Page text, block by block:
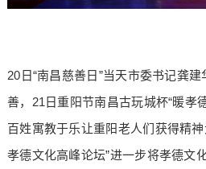
20日“南昌慈善日”当天市委书记龚
善，21日重阳节南昌古玩城杯“暖孝
百姓寓教于乐让重阳老人们获得精
孝德文化高峰论坛”进一步将孝德文